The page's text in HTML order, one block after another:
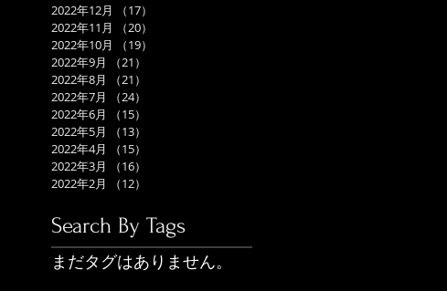
2022年12月
（17）
2022年11月
（20）
2022年10月
（19）
2022年9月
（21）
2022年8月
（21）
2022年7月
（24）
2022年6月
（15）
2022年5月
（13）
2022年4月
（15）
2022年3月
（16）
2022年2月
（12）
Search By Tags
まだタグはありません。